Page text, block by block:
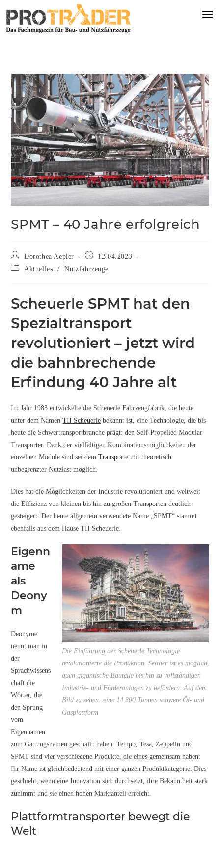
SPMT – 40 Jahre erfolgreich
Dorothea Aepler
12.04.2023
Aktuelles
/ Nutzfahrzeuge
Scheuerle SPMT hat den
Spezialtransport
revolutioniert – jetzt wird
die bahnbrechende
Erfindung 40 Jahre alt
Im Jahr 1983 entwickelte die Scheuerle Fahrzeugfabrik, die heute
unter dem NamenTII Scheuerle bekannt ist, eine Technologie, die bis
heute die Schwertransportbranche prägt: den Self-Propelled Modular
Transporter. Dank der vielfältigen Kombinationsmöglichkeiten der
einzelnen Module sind seitdemTransporte mit theoretisch
unbegrenzter Nutzlast möglich.
Dies hat die Möglichkeiten der Industrie revolutioniert und weltweit
die Effizienz von kleinen bis hin zu großen Transporten deutlich
gesteigert. Der heute allgemein verwendete Name „SPMT“ stammt
ebenfalls aus dem Hause TII Scheuerle.
Die Einführung der Scheuerle Technologie
revolutionierte die Produktion. Seither ist es möglich,
auch gigantische Bauteile bis hin zu vollständigen
Industrie- und Förderanlagen zu befördern. Auf dem
Bild zu sehen: eine 14.300 Tonnen schwere Öl- und
Gasplattform
Eigenn
ame
als
Deony
m
Deonyme
nennt man in
der
Sprachwissens
chaft die
Wörter, die
den Sprung
vom
Eigennamen
zum Gattungsnamen geschafft haben. Tempo, Tesa, Zeppelin und
SPMT sind vier verschiedene Produkte, die eines gemeinsam haben:
Ihr Name ist gleichbedeutend mit einer ganzen Produktkategorie. Dies
geschieht, wenn eine Innovation sich durchsetzt, ihre Bekanntheit stark
zunimmt und sie einen hohen Marktanteil erreicht.
Plattformtransporter bewegt die
Welt